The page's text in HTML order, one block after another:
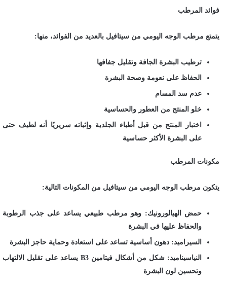
فوائد المرطب
يتمتع مرطب الوجه اليومي من سيتافيل بالعديد من الفوائد، منها:
ترطيب البشرة الجافة وتقليل جفافها
الحفاظ على نعومة وصحة البشرة
عدم سد المسام
خلو المنتج من العطور والحساسية
اختبار المنتج من قبل أطباء الجلدية وإثباته سريريًا أنه لطيف حتى
على البشرة الأكثر حساسية
مكونات المرطب
يتكون مرطب الوجه اليومي من سيتافيل من المكونات التالية:
حمض الهيالورونيك: وهو مرطب طبيعي يساعد على جذب الرطوبة
والحفاظ عليها في البشرة
السيراميد: دهون أساسية تساعد على استعادة وحماية حاجز البشرة
النياسيناميد: شكل من أشكال فيتامين B3 يساعد على تقليل الالتهاب
وتحسين لون البشرة